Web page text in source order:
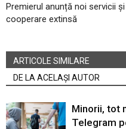
Premierul anunță noi servicii și
cooperare extinsă
ARTICOLE SIMILARE
DE LA ACELAȘI AUTOR
Minorii, tot
Telegram